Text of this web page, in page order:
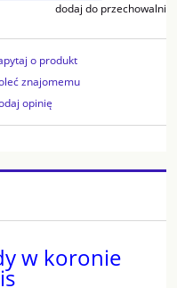
dodaj do przechowalni
o produkt
znajomemu
opinię
w koronie